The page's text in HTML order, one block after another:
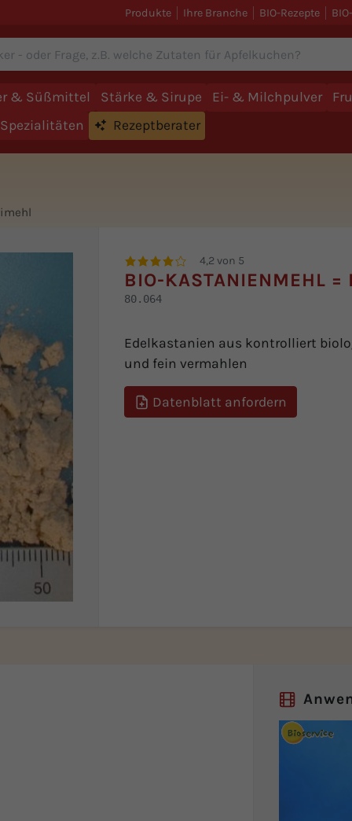
Produkte Ihre Branche BIO-Rezepte
& Süßmittel Stärke & Sirupe Ei- & Milchpulver
Spezialitäten Rezeptberater
4,2 von 5
BIO-KASTANIENMEHL =
80.064
Edelkastanien aus kontrolliert
und fein vermahlen
Datenblatt anfordern